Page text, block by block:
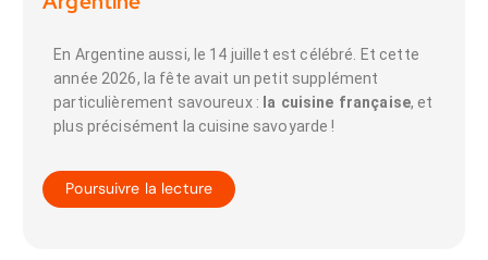
En Argentine aussi, le 14 juillet est célébré. Et cette
année 2026, la fête avait un petit supplément
particulièrement savoureux : la cuisine française, et
plus précisément la cuisine savoyarde !
Poursuivre la lecture